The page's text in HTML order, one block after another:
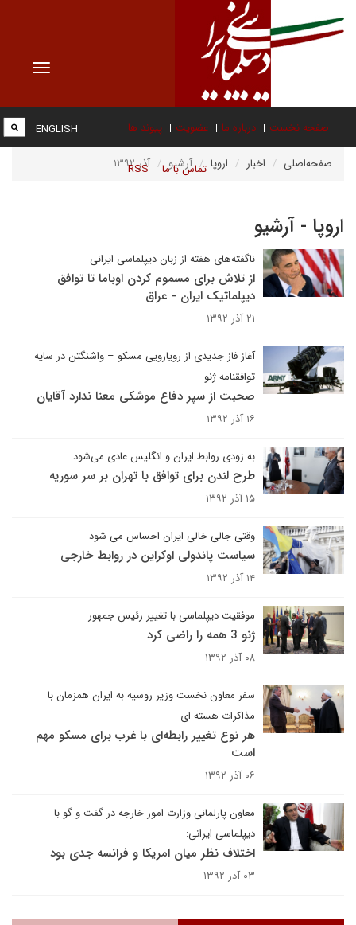
Toggle
صفحه نخست درباره ما عضویت پیوند ها
تماس با ما RSS
ENGLISH
صفحه‌اصلی اخبار اروپا آرشیو آذر ۱۳۹۲
اروپا - آرشیو
ناگفته‌های هفته از زبان دیپلماسی ایرانی
از تلاش برای مسموم کردن اوباما تا توافق
دیپلماتیک ایران - عراق
۲۱ آذر ۱۳۹۲
آغاز فاز جدیدی از رویارویی مسکو – واشنگتن در سایه
توافقنامه ژنو
صحبت از سپر دفاع موشکی معنا ندارد آقایان
۱۶ آذر ۱۳۹۲
به زودی روابط ایران و انگلیس عادی می‌شود
طرح لندن برای توافق با تهران بر سر سوریه
۱۵ آذر ۱۳۹۲
وقتی جالی خالی ایران احساس می شود
سیاست پاندولی اوکراین در روابط خارجی
۱۴ آذر ۱۳۹۲
موفقیت دیپلماسی با تغییر رئیس جمهور
ژنو 3 همه را راضی کرد
۰۸ آذر ۱۳۹۲
سفر معاون نخست وزیر روسیه به ایران همزمان با
مذاکرات هسته ای
هر نوع تغییر رابطه‌ای با غرب برای مسکو مهم
است
۰۶ آذر ۱۳۹۲
معاون پارلمانی وزارت امور خارجه در گفت و گو با
دیپلماسی ایرانی:
اختلاف نظر میان امریکا و فرانسه جدی بود
۰۳ آذر ۱۳۹۲